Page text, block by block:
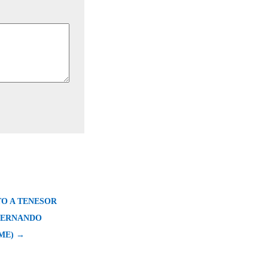
A TENESOR
→